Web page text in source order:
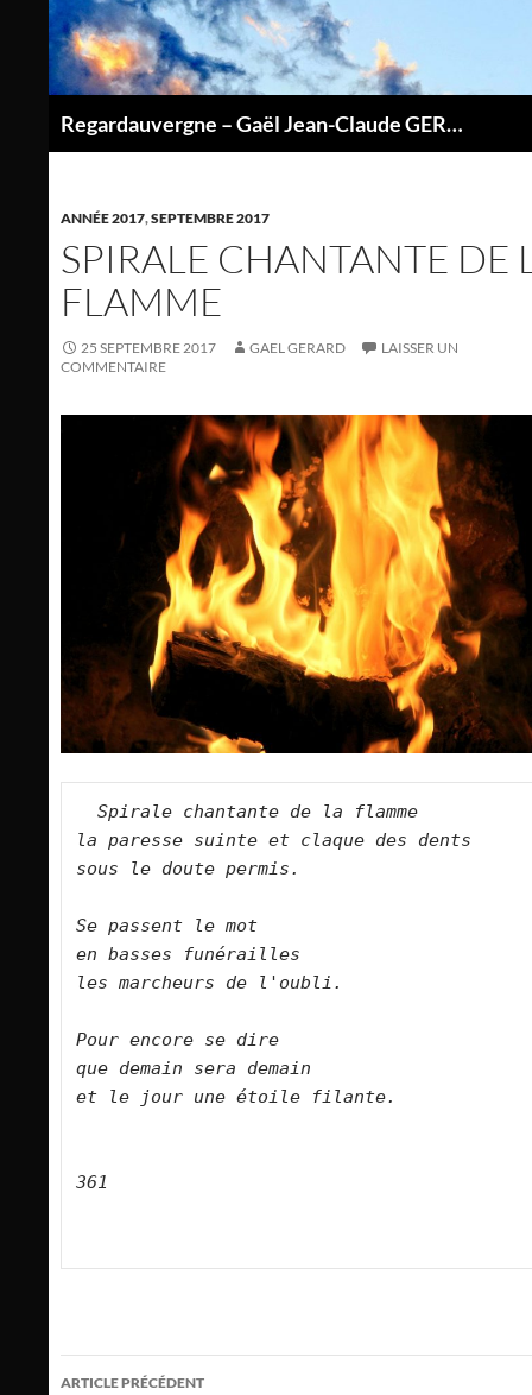
contenu
Regardauvergne – Gaël Jean-Claude GERARD
ANNÉE 2017,SEPTEMBRE 2017
SPIRALE CHANTANTE DE
FLAMME
25 SEPTEMBRE 2017 GAEL GERARD
LAISSER UN
COMMENTAIRE
Spirale chantante de la flamme
la paresse suinte et claque des dents
sous le doute permis.
Se passent le mot
en basses funérailles
les marcheurs de l'oubli.
Pour encore se dire
que demain sera demain
et le jour une étoile filante.
361
Navigation
ARTICLE PRÉCÉDENT